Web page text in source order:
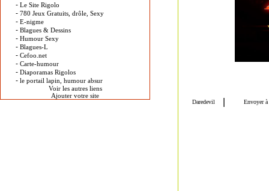
- Le Site Rigolo
- 780 Jeux Gratuits, drôle, Sexy
- E-nigme
- Blagues & Dessins
- Humour Sexy
- Blagues-L
- Cefoo.net
- Carte-humour
- Diaporamas Rigolos
- le portail lapin, humour absur
Voir les autres liens
Ajouter votre site